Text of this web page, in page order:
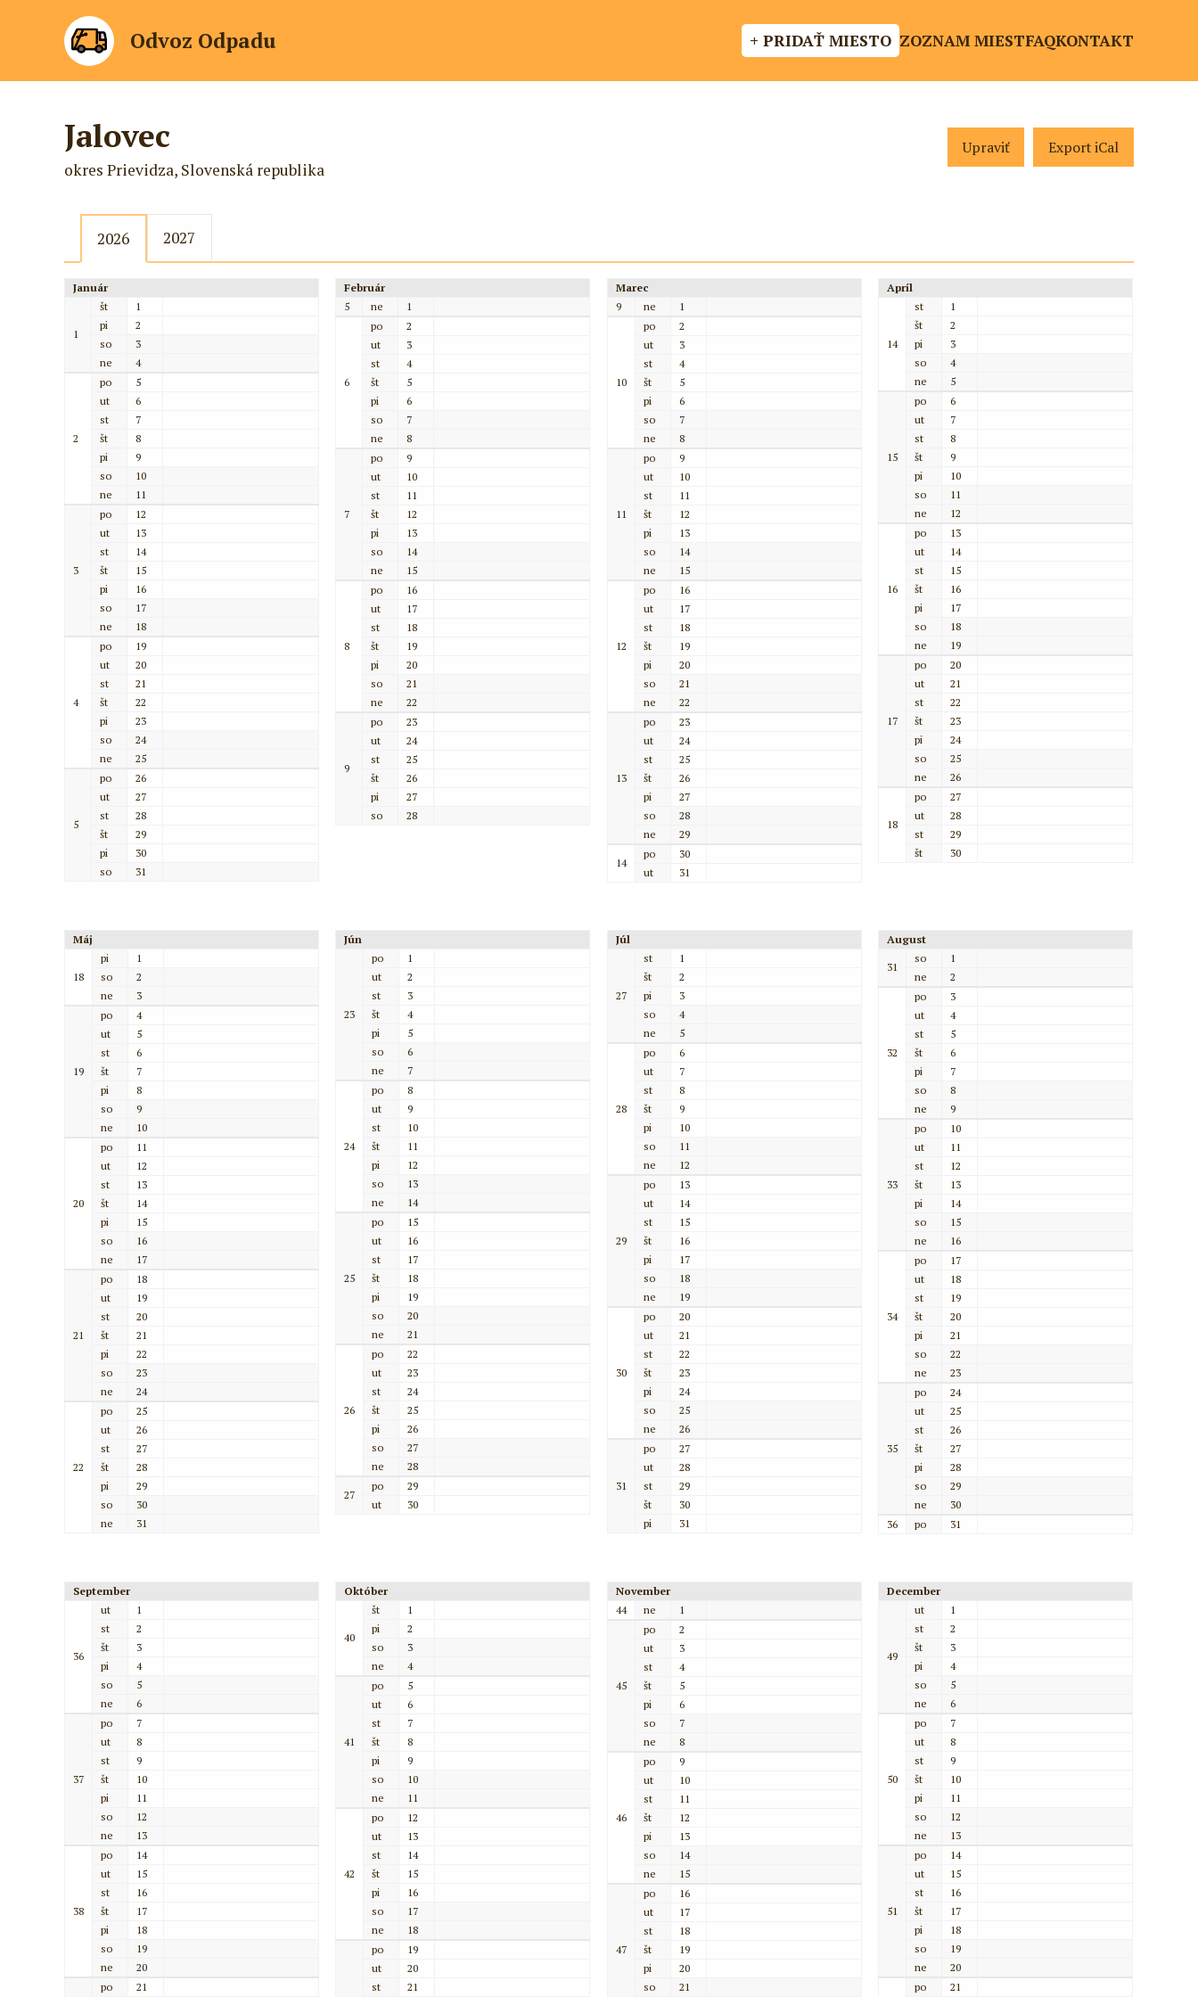
Odvoz Odpadu + PRIDAŤ MIESTO ZOZNAM MIESTFAQKONTAKT
Jalovec
okres Prievidza, Slovenská republika
Upraviť Export iCal
2026 2027
Január
1
št
1
pi
2
so
3
ne
4
2
po
5
ut
6
st
7
št
8
pi
9
so
10
ne
11
3
po
12
ut
13
st
14
št
15
pi
16
so
17
ne
18
4
po
19
ut
20
st
21
št
22
pi
23
so
24
ne
25
5
po
26
ut
27
st
28
št
29
pi
30
so
31
Február
5
ne 1
6
po
2
ut
3
st
4
št
5
pi
6
so
7
ne
8
7
po
9
ut
10
st
11
št
12
pi
13
so
14
ne
15
8
po
16
ut
17
st
18
št
19
pi
20
so
21
ne
22
9
po
23
ut
24
st
25
št
26
pi
27
so
28
Marec
9
ne 1
10
po
2
ut
3
st
4
št
5
pi
6
so
7
ne
8
11
po
9
ut
10
st
11
št
12
pi
13
so
14
ne
15
12
po
16
ut
17
st
18
št
19
pi
20
so
21
ne
22
13
po
23
ut
24
st
25
št
26
pi
27
so
28
ne
29
14
po
30
ut
31
Apríl
14
st
1
št
2
pi
3
so
4
ne
5
15
po
6
ut
7
st
8
št
9
pi
10
so
11
ne
12
16
po
13
ut
14
st
15
št
16
pi
17
so
18
ne
19
17
po
20
ut
21
st
22
št
23
pi
24
so
25
ne
26
18
po
27
ut
28
st
29
št
30
Máj
18
pi
1
so
2
ne
3
19
po
4
ut
5
st
6
št
7
pi
8
so
9
ne
10
20
po
11
ut
12
st
13
št
14
pi
15
so
16
ne
17
21
po
18
ut
19
st
20
št
21
pi
22
so
23
ne
24
22
po
25
ut
26
st
27
št
28
pi
29
so
30
ne
31
Jún
23
po
1
ut
2
st
3
št
4
pi
5
so
6
ne
7
24
po
8
ut
9
st
10
št
11
pi
12
so
13
ne
14
25
po
15
ut
16
st
17
št
18
pi
19
so
20
ne
21
26
po
22
ut
23
st
24
št
25
pi
26
so
27
ne
28
27
po
29
ut
30
Júl
27
st
1
št
2
pi
3
so
4
ne
5
28
po
6
ut
7
st
8
št
9
pi
10
so
11
ne
12
29
po
13
ut
14
st
15
št
16
pi
17
so
18
ne
19
30
po
20
ut
21
st
22
št
23
pi
24
so
25
ne
26
31
po
27
ut
28
st
29
št
30
pi
31
August
31
so
1
ne
2
32
po
3
ut
4
st
5
št
6
pi
7
so
8
ne
9
33
po
10
ut
11
st
12
št
13
pi
14
so
15
ne
16
34
po
17
ut
18
st
19
št
20
pi
21
so
22
ne
23
35
po
24
ut
25
st
26
št
27
pi
28
so
29
ne
30
36
po 31
September
36
ut
1
st
2
št
3
pi
4
so
5
ne
6
37
po
7
ut
8
st
9
št
10
pi
11
so
12
ne
13
38
po
14
ut
15
st
16
št
17
pi
18
so
19
ne
20
po
21
Október
40
št
1
pi
2
so
3
ne
4
41
po
5
ut
6
st
7
št
8
pi
9
so
10
ne
11
42
po
12
ut
13
st
14
št
15
pi
16
so
17
ne
18
po
19
ut
20
st
21
November
44
ne 1
45
po
2
ut
3
st
4
št
5
pi
6
so
7
ne
8
46
po
9
ut
10
st
11
št
12
pi
13
so
14
ne
15
47
po
16
ut
17
st
18
št
19
pi
20
so
21
December
49
ut
1
st
2
št
3
pi
4
so
5
ne
6
50
po
7
ut
8
st
9
št
10
pi
11
so
12
ne
13
51
po
14
ut
15
st
16
št
17
pi
18
so
19
ne
20
po
21